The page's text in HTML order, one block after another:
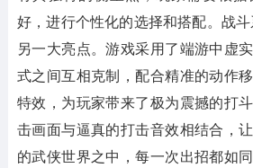
好，进行个性化的选择和搭配。战
另一大亮点。游戏采用了端游中虚
式之间互相克制，配合精准的动作
特效，为玩家带来了极为震撼的打
击画面与逼真的打击音效相结合，
的武侠世界之中，每一次出招都如